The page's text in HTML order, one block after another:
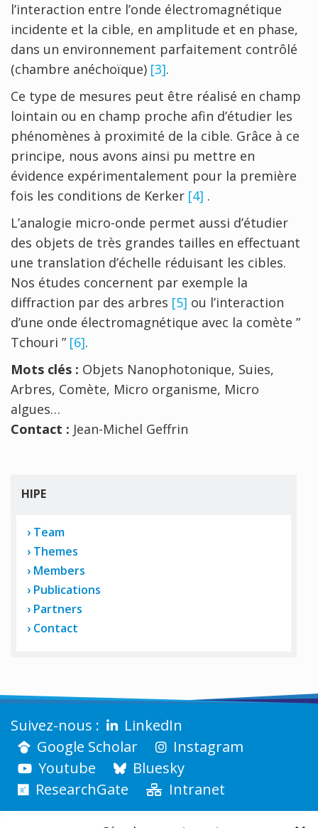
l’interaction entre l’onde électromagnétique
incidente et la cible, en amplitude et en phase,
dans un environnement parfaitement contrôlé
(chambre anéchoïque) [3].
Ce type de mesures peut être réalisé en champ
lointain ou en champ proche afin d’étudier les
phénomènes à proximité de la cible. Grâce à ce
principe, nous avons ainsi pu mettre en
évidence expérimentalement pour la première
fois les conditions de Kerker [4] .
L’analogie micro-onde permet aussi d’étudier
des objets de très grandes tailles en effectuant
une translation d’échelle réduisant les cibles.
Nos études concernent par exemple la
diffraction par des arbres [5] ou l’interaction
d’une onde électromagnétique avec la comète ”
Tchouri ” [6].
Mots clés : Objets Nanophotonique, Suies,
Arbres, Comète, Micro organisme, Micro
algues…
Contact : Jean-Michel Geffrin
HIPE
Team
Themes
Members
Publications
Partners
Contact
LinkedIn
Google Scholar
Instagram
Youtube
Bluesky
ResearchGate
Intranet